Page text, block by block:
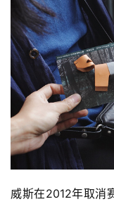
用
户
精
选
运
动
集
威斯在2012年取消